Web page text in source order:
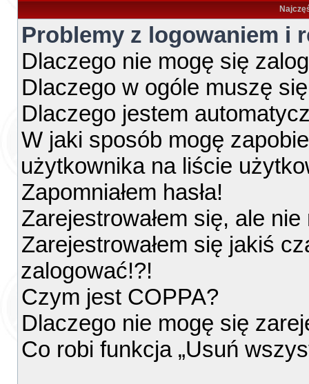
Problemy z logowaniem i
Dlaczego nie mogę się
Dlaczego w ogóle muszę
Dlaczego jestem
W jaki sposób mogę
użytkownika na liście
Zapomniałem hasła!
Zarejestrowałem się, ale
Zarejestrowałem się jakiś
zalogować!?!
Czym jest COPPA?
Dlaczego nie mogę się
Co robi funkcja „Usuń